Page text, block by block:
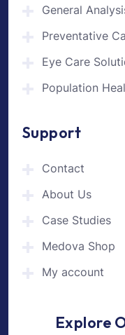
General
Preventative
Eye Care
Population
Support
Contact
About Us
Case Studies
Medova Shop
My account
Explore